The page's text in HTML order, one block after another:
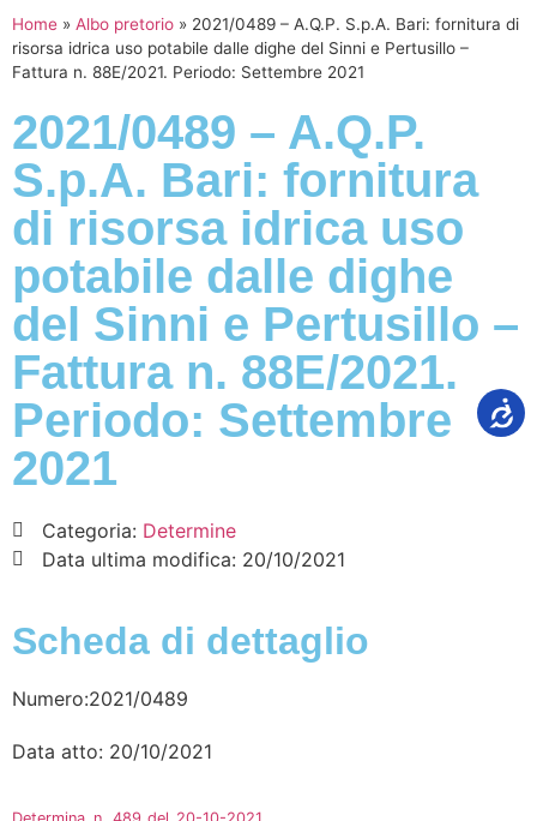
Home » Albo pretorio » 2021/0489 – A.Q.P. S.p.A. Bari: fornitura di
risorsa idrica uso potabile dalle dighe del Sinni e Pertusillo –
Fattura n. 88E/2021. Periodo: Settembre 2021
2021/0489 – A.Q.P.
S.p.A. Bari: fornitura
di risorsa idrica uso
potabile dalle dighe
del Sinni e Pertusillo –
Fattura n. 88E/2021.
Periodo: Settembre
2021
Categoria: Determine
Data ultima modifica: 20/10/2021
Scheda di dettaglio
Numero:2021/0489
Data atto: 20/10/2021